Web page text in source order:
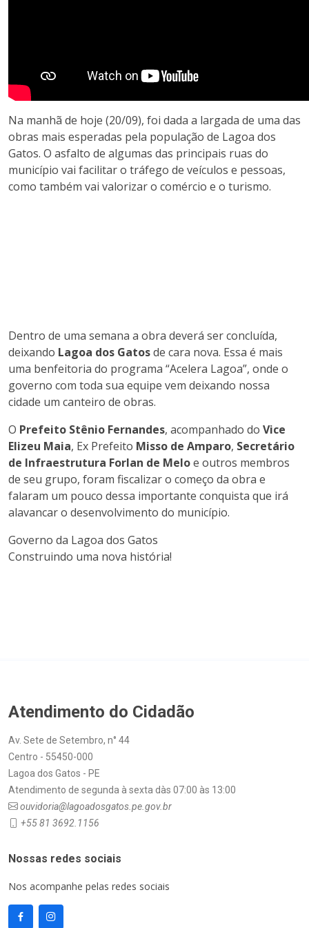
Na manhã de hoje (20/09), foi dada a largada de uma das
obras mais esperadas pela população de Lagoa dos
Gatos. O asfalto de algumas das principais ruas do
município vai facilitar o tráfego de veículos e pessoas,
como também vai valorizar o comércio e o turismo.
Dentro de uma semana a obra deverá ser concluída,
deixando Lagoa dos Gatosde cara nova. Essa é mais
uma benfeitoria do programa “Acelera Lagoa”, onde o
governo com toda sua equipe vem deixando nossa
cidade um canteiro de obras.
O Prefeito Stênio Fernandes, acompanhado do Vice
Elizeu Maia, Ex Prefeito Misso de Amparo, Secretário
de Infraestrutura Forlan de Meloe outros membros
de seu grupo, foram fiscalizar o começo da obra e
falaram um pouco dessa importante conquista que irá
alavancar o desenvolvimento do município.
Governo da Lagoa dos Gatos
Construindo uma nova história!
Atendimento do Cidadão
Av. Sete de Setembro, n° 44
Centro - 55450-000
Lagoa dos Gatos - PE
Atendimento de segunda à sexta dàs 07:00 às 13:00
ouvidoria@lagoadosgatos.pe.gov.br
+55 81 3692.1156
Nossas redes sociais
Nos acompanhe pelas redes sociais